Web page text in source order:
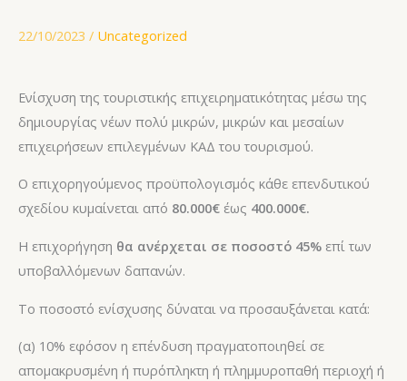
22/10/2023 / Uncategorized
Ενίσχυση της τουριστικής επιχειρηματικότητας μέσω της
δημιουργίας νέων πολύ μικρών, μικρών και μεσαίων
επιχειρήσεων επιλεγμένων ΚΑΔ του τουρισμού.​
Ο επιχορηγούμενος προϋπολογισμός κάθε επενδυτικού
σχεδίου κυμαίνεται από 80.000€ έως 400.000€.
Η επιχορήγηση θα ανέρχεται σε ποσοστό 45% επί των
υποβαλλόμενων δαπανών.
Το ποσοστό ενίσχυσης δύναται να προσαυξάνεται κατά:
(α) 10% εφόσον η επένδυση πραγματοποιηθεί σε
απομακρυσμένη ή πυρόπληκτη ή πλημμυροπαθή περιοχή ή